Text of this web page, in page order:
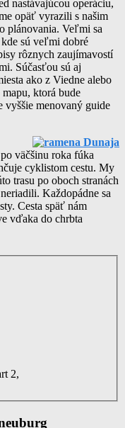
nastávajúcou operáciu,
opäť vyrazili s našim
plánovania. Veľmi sa
sú veľmi dobré
rôznych zaujímavostí
Súčasťou sú aj
ako z Viedne alebo
mapu, ktorá bude
menovaný guide
väčšinu roka fúka
cyklistom cestu. My
trasu po oboch stranách
Každopádne sa
Cesta späť nám
vďaka do chrbta
2,